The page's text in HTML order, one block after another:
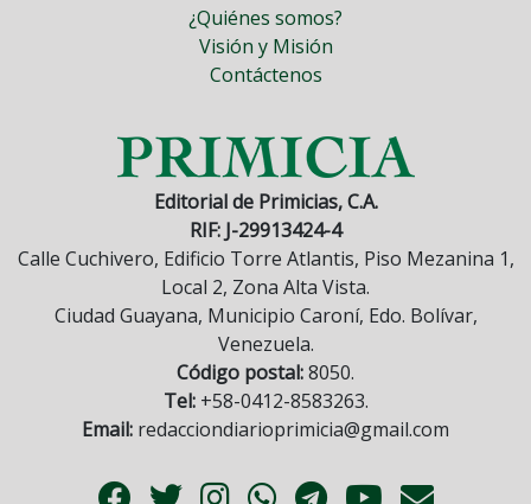
¿Quiénes somos?
Visión y Misión
Contáctenos
Editorial de Primicias, C.A.
RIF: J-29913424-4
Calle Cuchivero, Edificio Torre Atlantis, Piso Mezanina 1,
Local 2, Zona Alta Vista.
Ciudad Guayana, Municipio Caroní, Edo. Bolívar,
Venezuela.
Código postal:8050.
Tel:+58-0412-8583263.
Email: redacciondiarioprimicia@gmail.com